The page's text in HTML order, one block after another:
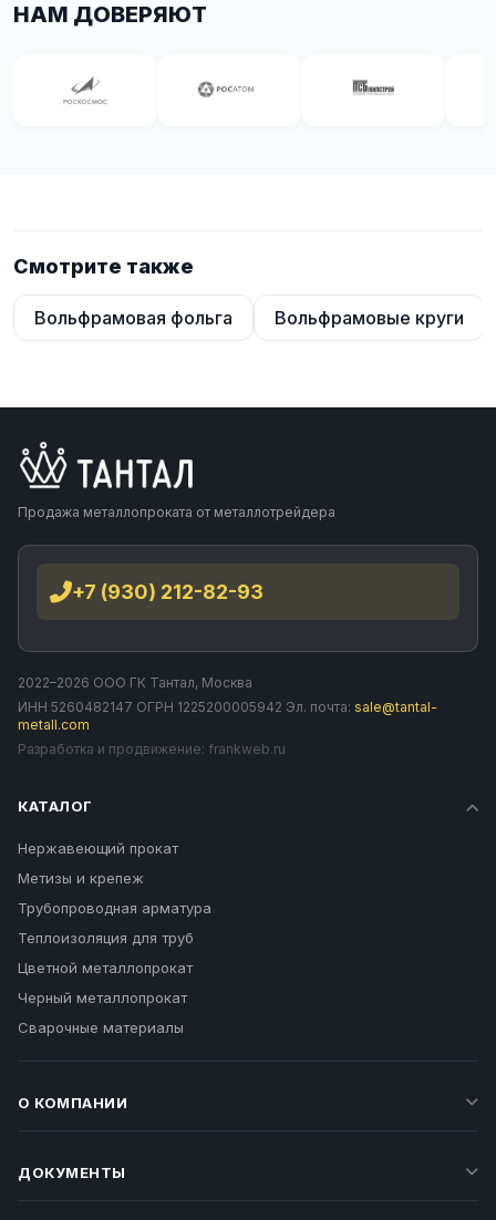
НАМ ДОВЕРЯЮТ
Смотрите также
Вольфрамовая фольга Вольфрамовые круги
Продажа металлопроката от металлотрейдера
+7 (930) 212-82-93
2022–2026 ООО ГК Тантал, Москва
ИНН 5260482147 ОГРН 1225200005942 Эл. почта: sale@tantal-
metall.com
Разработка и продвижение: frankweb.ru
КАТАЛОГ
Нержавеющий прокат
Метизы и крепеж
Трубопроводная арматура
Теплоизоляция для труб
Цветной металлопрокат
Черный металлопрокат
Сварочные материалы
О КОМПАНИИ
ДОКУМЕНТЫ